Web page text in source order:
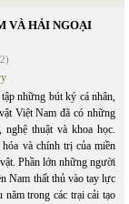
VÀ HẢI NGOẠI
những bút ký cá nhân,
Việt Nam đã có những
thuật và khoa học.
và chính trị của miền
Phần lớn những người
Nam thất thủ vào tay lực
trong các trại cải tạo